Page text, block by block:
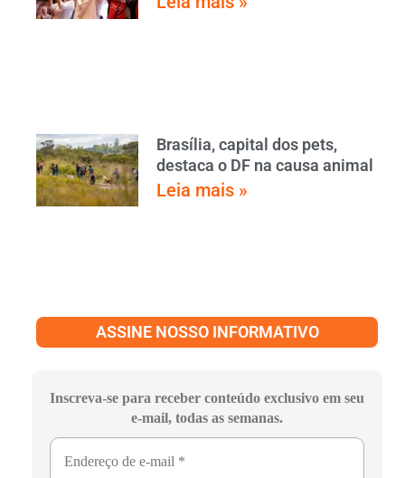
Brasília, capital dos pets,
destaca o DF na causa animal
Leia mais »
ASSINE NOSSO INFORMATIVO
Inscreva-se para receber conteúdo exclusivo em seu
e-mail, todas as semanas.